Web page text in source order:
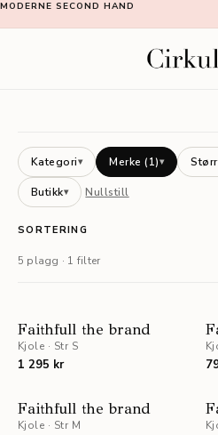
MODERNE SECOND HAND
Kategori▾ Merke (1)▾
Butikk▾ Nullstill
SORTERING
5 plagg · 1 filter
Faithfull the brand
Kjole · Str S
1 295 kr
STAFF PICKS
Faithfull the brand
Kjole · Str M